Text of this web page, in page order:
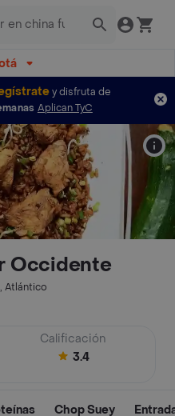
y disfruta de
Aplican TyC
Occidente
Atlántico
Calificación
3.4
Chop Suey